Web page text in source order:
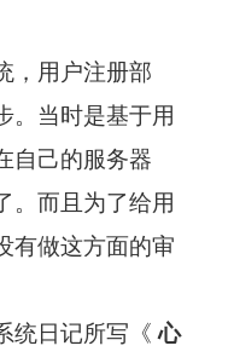
，用户注册部
。当时是基于用
自己的服务器
。而且为了给用
有做这方面的审
统日记所写《心